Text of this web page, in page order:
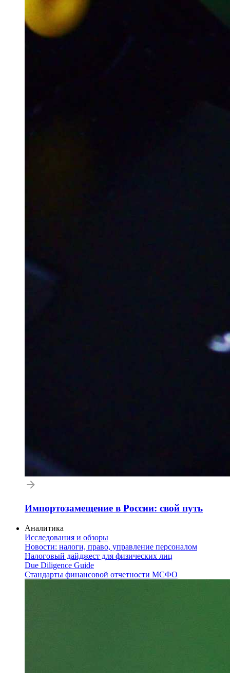
Импортозамещение в России: свой путь
Аналитика
Исследования и обзоры
Новости: налоги, право, управление персоналом
Налоговый дайджест для физических лиц
Due Diligence Guide
Стандарты финансовой отчетности МСФО